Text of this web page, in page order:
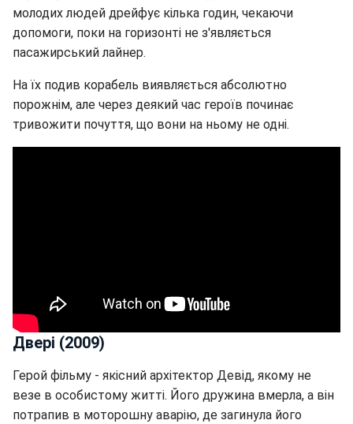
молодих людей дрейфує кілька годин, чекаючи
допомоги, поки на горизонті не з'являється
пасажирський лайнер.
На їх подив корабель виявляється абсолютно
порожнім, але через деякий час героїв починає
тривожити почуття, що вони на ньому не одні.
Двері (2009)
Герой фільму - якісний архітектор Девід, якому не
везе в особистому житті. Його дружина вмерла, а він
потрапив в моторошну аварію, де загинула його